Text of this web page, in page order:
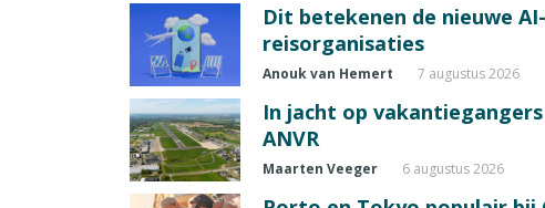
Dit betekenen de nieuwe
reisorganisaties
Anouk van Hemert 7 augustus 2026
In jacht op
ANVR
Maarten Veeger 6 augustus 2026